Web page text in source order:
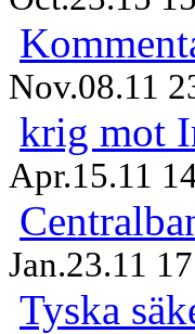
Nov.08.11
krig mot
Apr.15.11
Jan.23.11
Tyska